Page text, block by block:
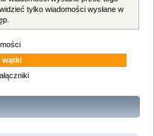
tylko wiadomości wysłane w
wątki